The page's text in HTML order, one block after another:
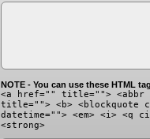
NOTE - You can use these HTML
<a href="" title=""> <abbr
title=""> <b> <blockquote
datetime=""> <em> <i> <q
<strong>